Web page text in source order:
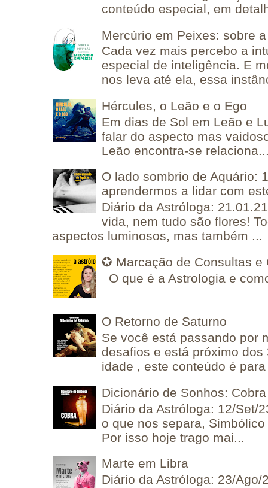
conteúdo especial, em
Mercúrio em Peixes: sobre
Cada vez mais percebo a
especial de inteligência. E
nos leva até ela, essa
Hércules, o Leão e o Ego
Em dias de Sol em Leão e
falar do aspecto mas
Leão encontra-se
O lado sombrio de Aquário:
aprendermos a lidar com
Diário da Astróloga:
vida, nem tudo são flores!
aspectos luminosos, mas também ...
✪ Marcação de Consultas e
O que é a Astrologia e
O Retorno de Saturno
Se você está passando por
desafios e está próximo
idade , este conteúdo é
Dicionário de Sonhos: Cobra
Diário da Astróloga: 12/Set/
o que nos separa,
Por isso hoje trago mai...
Marte em Libra
Diário da Astróloga: 23/